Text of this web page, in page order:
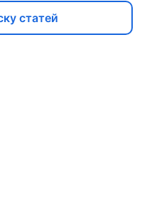
статей